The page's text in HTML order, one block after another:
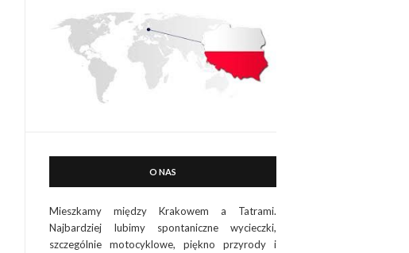
O NAS
Mieszkamy między Krakowem a Tatrami.
Najbardziej lubimy spontaniczne wycieczki,
szczególnie motocyklowe, piękno przyrody i